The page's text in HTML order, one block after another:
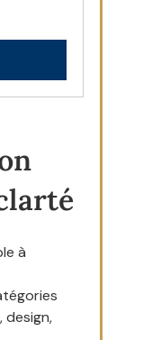
à